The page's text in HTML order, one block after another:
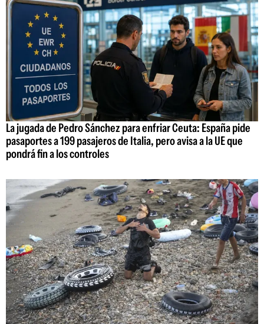
La jugada de Pedro Sánchez para enfriar Ceuta: España pide
pasaportes a 199 pasajeros de Italia, pero avisa a la UE que
pondrá fin a los controles